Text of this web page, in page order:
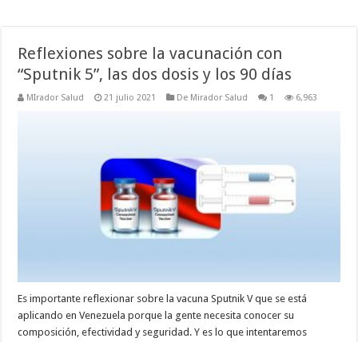
Reflexiones sobre la vacunación con
“Sputnik 5”, las dos dosis y los 90 días
MIrador Salud 21 julio 2021 De Mirador Salud 1 6,963
Es importante reflexionar sobre la vacuna Sputnik V que se está
aplicando en Venezuela porque la gente necesita conocer su
composición, efectividad y seguridad. Y es lo que intentaremos